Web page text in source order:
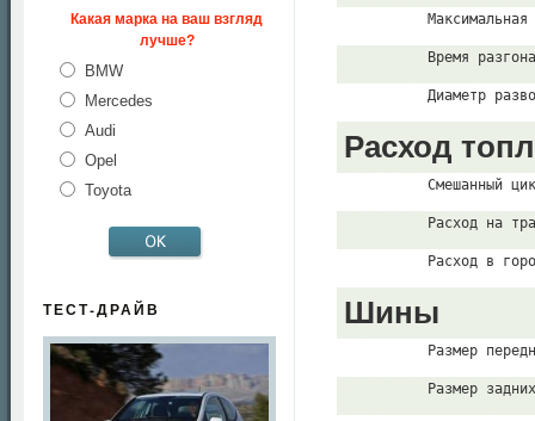
Какая марка на ваш взгляд
лучше?
BMW
Mercedes
Audi
Opel
Toyota
ТЕСТ-ДРАЙВ
Максимальная
Время
Диаметр
Расход
Смешанный
Расход на
Расход в
Шины
Размер
Размер